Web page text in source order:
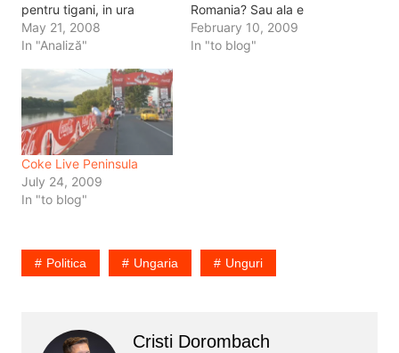
pentru tigani, in ura
pentru unguri, in ura
pentru straini. Suntem o
retardata mintal. Din
fericire suntem mai
destepti decat americanii.
Dar, mai lenesi ca ei.
Americanii…
May 21, 2008
In "Analiză"
Romania? Sau ala e
Ardealul si unitatea
oamenilor din Ardeal,
February 10, 2009
In "to blog"
Coke Live Peninsula
July 24, 2009
In "to blog"
Politica Ungaria Unguri
Cristi Dorombach